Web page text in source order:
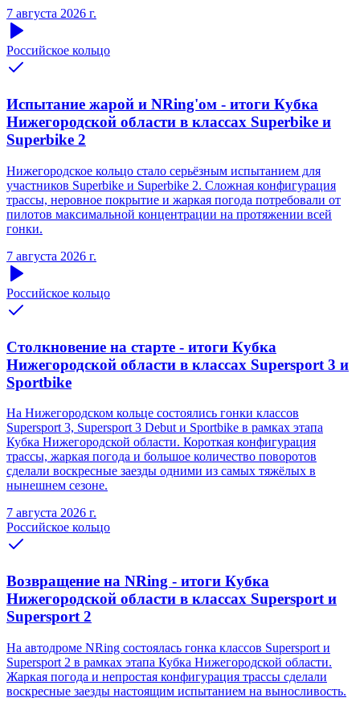
7 августа 2026 г.
Российское кольцо
Испытание жарой и NRing'ом - итоги Кубка
Нижегородской области в классах Superbike и
Superbike 2
Нижегородское кольцо стало серьёзным испытанием для
участников Superbike и Superbike 2. Сложная конфигурация
трассы, неровное покрытие и жаркая погода потребовали от
пилотов максимальной концентрации на протяжении всей
гонки.
7 августа 2026 г.
Российское кольцо
Столкновение на старте - итоги Кубка
Нижегородской области в классах Supersport 3 и
Sportbike
На Нижегородском кольце состоялись гонки классов
Supersport 3, Supersport 3 Debut и Sportbike в рамках этапа
Кубка Нижегородской области. Короткая конфигурация
трассы, жаркая погода и большое количество поворотов
сделали воскресные заезды одними из самых тяжёлых в
нынешнем сезоне.
7 августа 2026 г.
Российское кольцо
Возвращение на NRing - итоги Кубка
Нижегородской области в классах Supersport и
Supersport 2
На автодроме NRing состоялась гонка классов Supersport и
Supersport 2 в рамках этапа Кубка Нижегородской области.
Жаркая погода и непростая конфигурация трассы сделали
воскресные заезды настоящим испытанием на выносливость.